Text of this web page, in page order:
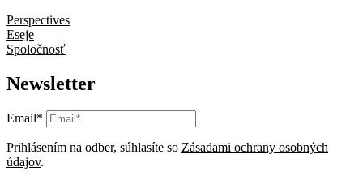
Perspectives
Eseje
Spoločnosť
Newsletter
Email*
Prihlásením na odber, súhlasíte so Zásadami ochrany osobných
údajov.